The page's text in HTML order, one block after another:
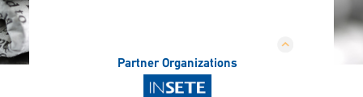
Partner Organizations